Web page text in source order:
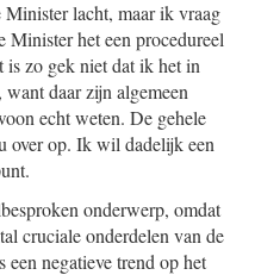
lacht, maar ik vraag
Minister het een procedureel
is zo gek niet dat ik het in
daar zijn algemeen
echt weten. De gehele
over op. Ik wil dadelijk een
onderwerp, omdat
cruciale onderdelen van de
negatieve trend op het